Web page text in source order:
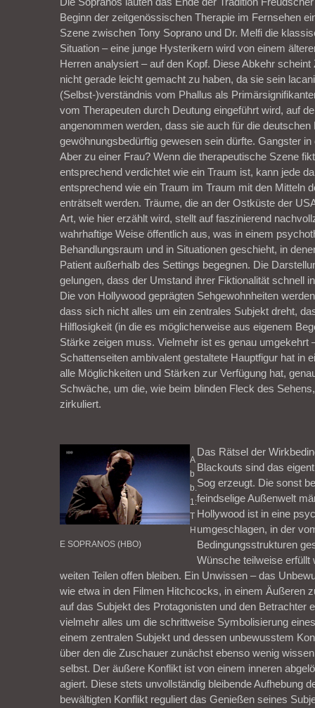
Beginn der zeitgenössischen Therapie im Fernsehen
Szene zwischen Tony Soprano und Dr. Melfi die
Situation – eine junge Hysterikern wird von einem
Herren analysiert – auf den Kopf. Diese Abkehr
nicht gerade leicht gemacht zu haben, da sie sein
(Selbst-)verständnis vom Phallus als
vom Therapeuten durch Deutung eingeführt wird, auf
angenommen werden, dass sie auch für die
gewöhnungsbedürftig gewesen sein dürfte. Gangster in
Aber zu einer Frau? Wenn die therapeutische Szene
entsprechend verdichtet wie ein Traum ist, kann jede
entsprechend wie ein Traum im Traum mit den Mitteln
enträtselt werden. Träume, die an der Ostküste der
Art, wie hier erzählt wird, stellt auf faszinierend
wahrhaftige Weise öffentlich aus, was in einem
Behandlungsraum und in Situationen geschieht, in
Patient außerhalb des Settings begegnen. Die
gelungen, dass der Umstand ihrer Fiktionalität schnell
Die von Hollywood geprägten Sehgewohnheiten
dass sich nicht alles um ein zentrales Subjekt dreht,
Hilflosigkeit (in die es möglicherweise aus eigenem
Stärke zeigen muss. Vielmehr ist es genau umgekehrt
Schattenseiten ambivalent gestaltete Hauptfigur hat in
alle Möglichkeiten und Stärken zur Verfügung hat,
Schwäche, um die, wie beim blinden Fleck des
zirkuliert.
A
b
b.
1:
T
H
E SOPRANOS (HBO)
Das Rätsel der
Blackouts sind das
Sog erzeugt. Die sonst
feindselige Außenwelt
Hollywood ist in eine
umgeschlagen, in der
Bedingungsstrukturen
Wünsche teilweise erfüllt
weiten Teilen offen bleiben. Ein Unwissen – das
wie etwa in den Filmen Hitchcocks, in einem Äußeren
auf das Subjekt des Protagonisten und den Betrachter
vielmehr alles um die schrittweise Symbolisierung
einem zentralen Subjekt und dessen unbewusstem
über den die Zuschauer zunächst ebenso wenig
selbst. Der äußere Konflikt ist von einem inneren
agiert. Diese stets unvollständig bleibende Aufhebung
bewältigten Konflikt reguliert das Genießen seines